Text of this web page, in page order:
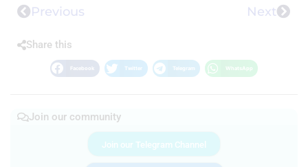
Previous Next
Share this
Facebook Twitter Telegram WhatsApp
Join our community
Join our Telegram Channel